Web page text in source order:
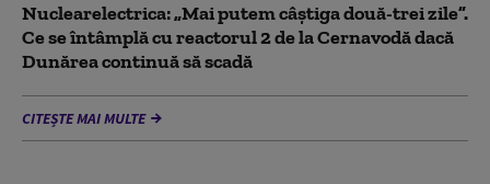
Nuclearelectrica: „Mai putem câștiga două-trei zile”.
Ce se întâmplă cu reactorul 2 de la Cernavodă dacă
Dunărea continuă să scadă
CITEȘTE MAI MULTE